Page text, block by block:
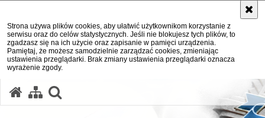
Strona używa plików cookies, aby ułatwić użytkownikom korzystanie z
serwisu oraz do celów statystycznych. Jeśli nie blokujesz tych plików, to
zgadzasz się na ich użycie oraz zapisanie w pamięci urządzenia.
Pamiętaj, że możesz samodzielnie zarządzać cookies, zmieniając
ustawienia przeglądarki. Brak zmiany ustawienia przeglądarki oznacza
wyrażenie zgody.